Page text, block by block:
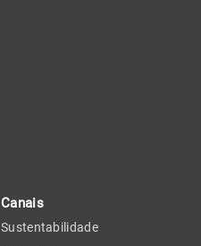
Canais
Sustentabilidade